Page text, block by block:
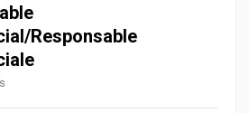
Responsable